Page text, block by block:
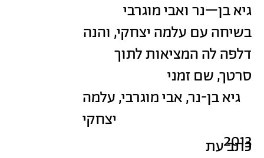
גיא בן–נר ואבי מוגרבי
בשיחה עם עלמה יצחקי, והנה
דלפה לה המציאות לתוך
סרטך, שם זמני
גיא בן-נר, אבי מוגרבי, עלמה
יצחקי
2013
כתב עת